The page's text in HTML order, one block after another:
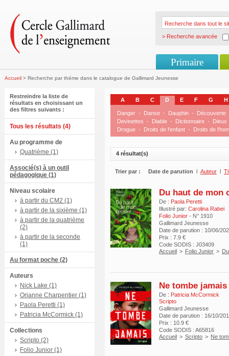
> Recherche avancée
Primaire
Accueil > Recherche par théme dans le catalogue de Gallimard Jeunesse
Restreindre la liste de
résultats en choisissant un
des filtres suivants :
Tous les résultats (4)
Au programme de
Quatrième (1)
Associé(s) à un outil
pédagogique (1)
Niveau scolaire
à partir du CM2 (1)
à partir de la sixième (1)
à partir de la quatrième
(2)
à partir de la seconde
(1)
Au format poche (2)
Auteurs
Nick Lake (1)
Orianne Charpentier (1)
Paola Peretti (1)
Patricia McCormick (1)
Collections
Scripto (2)
Folio Junior (1)
A B C D E F G H
Danger - Danse - Dauphin -
Découverte
Devinettes - Diable - Dictionnaire -
Dieux
Drogue - Droits de l'enfant - Droits de
4 résultat(s)
Trier par : Date de parution l Auteur l
Du haut de mon
De : Paola Peretti
Illustré par: Carolina Rabei
Folio Junior - N° 1910
Gallimard Jeunesse
Date de parution : 10/06/
Prix : 7.9 €
Code SODIS : J03409
Accueil > Folio Junior >
Ne tombe jamais
De : Patricia McCormick
Scripto
Gallimard Jeunesse
Date de parution : 16/10/
Prix : 10.9 €
Code SODIS : A65816
Accueil > Scripto > Ne